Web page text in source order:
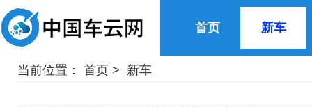
首页 新车
当前位置： 首页 > 新车